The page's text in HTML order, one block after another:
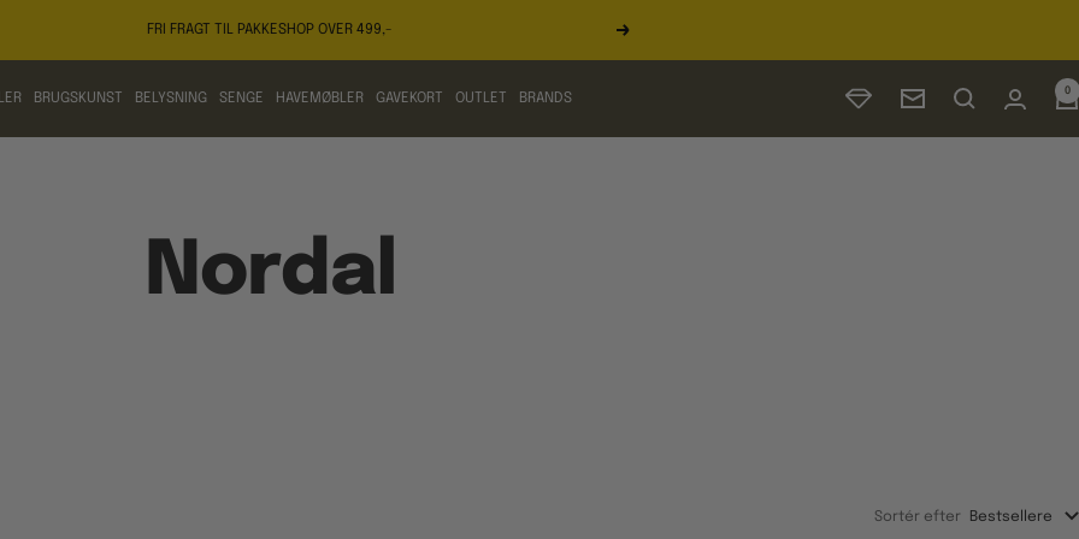
FRI FRAGT TIL PAKKESHOP OVER 499,- Næste
BRUGSKUNST BELYSNING SENGE HAVEMØBLER GAVEKORT OUTLET BRANDS Nyhedsbrev
0
Nordal
Sortér efter Bestsellere